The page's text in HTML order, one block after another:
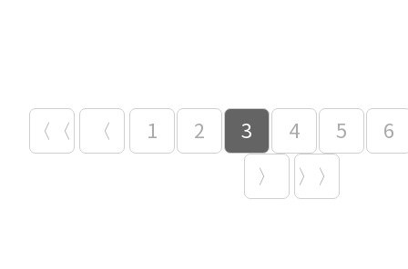
〈〈 〈 1 2 3 4 5
6
〉
〉〉